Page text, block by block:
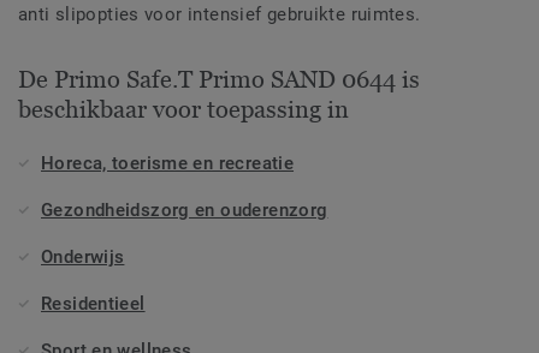
anti slipopties voor intensief gebruikte ruimtes.
De Primo Safe.T Primo SAND 0644 is
beschikbaar voor toepassing in
Horeca, toerisme en recreatie
Gezondheidszorg en ouderenzorg
Onderwijs
Residentieel